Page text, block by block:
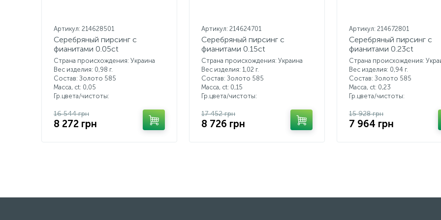
Артикул: 214628501
Серебряный пирсинг с
фианитами 0.05ct
Страна происхождения: Украина
Вес изделия: 0,98 г.
Состав: Золото 585
Масса, ct: 0,05
Гр.цвета/чистоты:
16 544 грн
8 272 грн
Артикул: 214624701
Серебряный пирсинг с
фианитами 0.15ct
Страна происхождения: Украина
Вес изделия: 1,02 г.
Состав: Золото 585
Масса, ct: 0,15
Гр.цвета/чистоты:
17 452 грн
8 726 грн
Артикул: 214672801
Серебряный пирсинг с
фианитами 0.23ct
Страна происхождения:
Вес изделия: 0,94 г.
Состав: Золото 585
Масса, ct: 0,23
Гр.цвета/чистоты:
15 928 грн
7 964 грн